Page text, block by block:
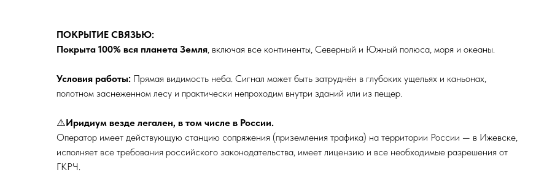
ПОКРЫТИЕ СВЯЗЬЮ:
Покрыта 100% вся планета Земля, включая все континенты, Северный и Южный полюса, моря и океаны.
Условия работы: Прямая видимость неба. Сигнал может быть затруднён в глубоких ущельях и каньонах,
полотном заснеженном лесу и практически непроходим внутри зданий или из пещер.
⚠️Иридиум везде легален, в том числе в России.
Оператор имеет действующую станцию сопряжения (приземления трафика) на территории России — в Ижевске,
исполняет все требования российского законодательства, имеет лицензию и все необходимые разрешения от
ГКРЧ.